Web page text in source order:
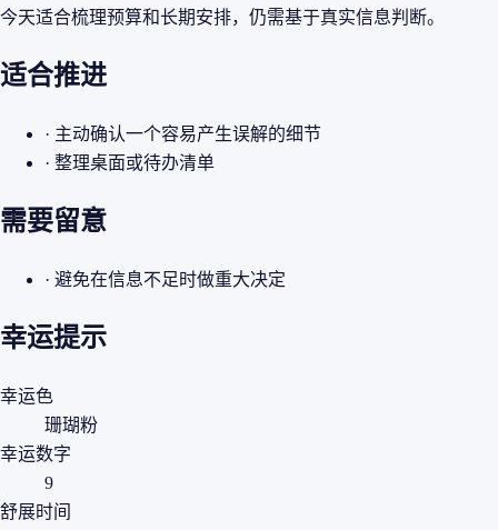
今天适合梳理预算和长期安排，仍需基于真实信息判断。
适合推进
· 主动确认一个容易产生误解的细节
· 整理桌面或待办清单
需要留意
· 避免在信息不足时做重大决定
幸运提示
幸运色
珊瑚粉
幸运数字
9
舒展时间